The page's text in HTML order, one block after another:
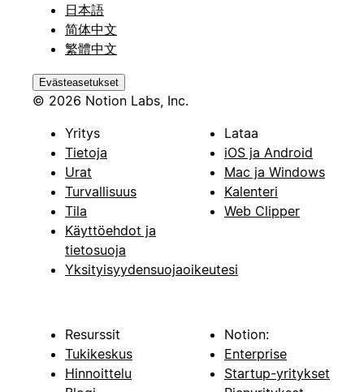
日本語
简体中文
繁體中文
Evästeasetukset
© 2026 Notion Labs, Inc.
Yritys
Tietoja
Urat
Turvallisuus
Tila
Käyttöehdot ja
tietosuoja
Yksityisyydensuojaoikeutesi
Lataa
iOS ja Android
Mac ja Windows
Kalenteri
Web Clipper
Resurssit
Tukikeskus
Hinnoittelu
Notion:
Enterprise
Startup-yritykset